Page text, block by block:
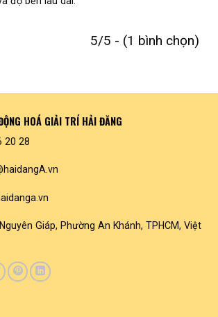
5/5 - (1 bình chọn)
HOÁ GIẢI TRÍ HẢI ĐĂNG
20 28
Giáp, Phường An Khánh, TPHCM, Việt